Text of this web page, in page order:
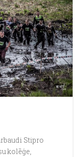
Stipro
kolēģe,